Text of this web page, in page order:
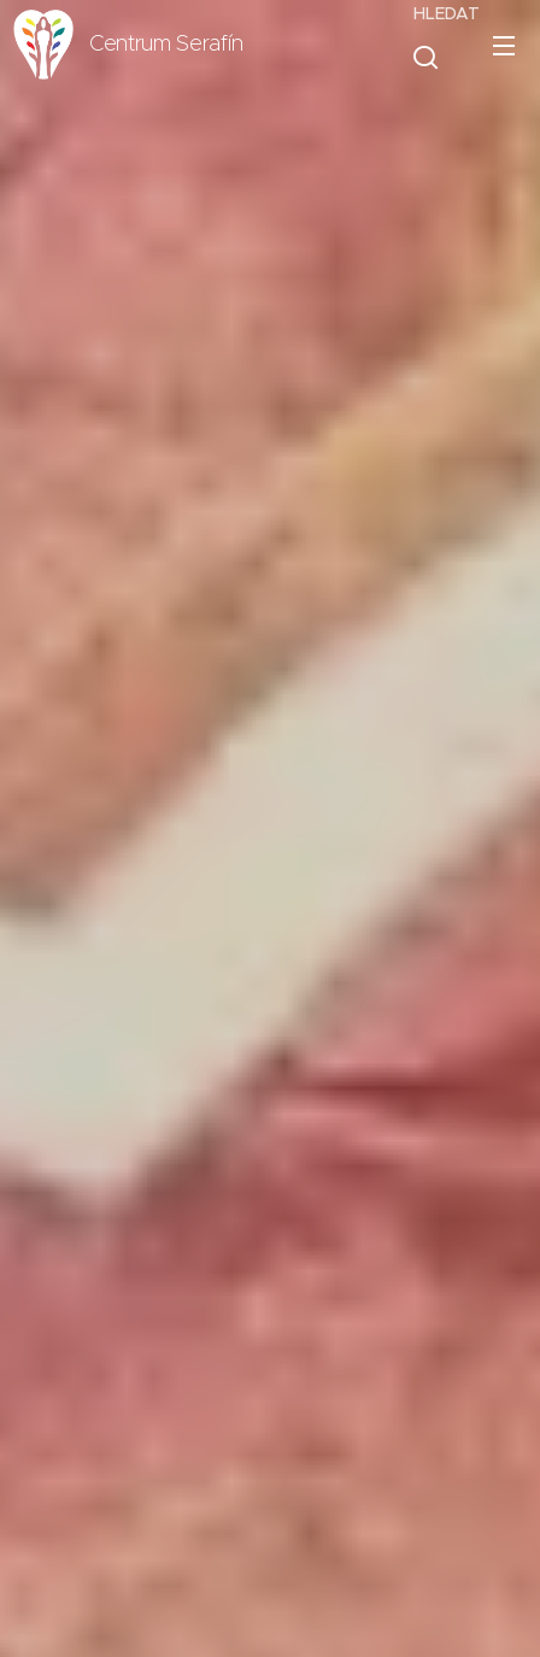
Centrum Serafín
HLEDAT